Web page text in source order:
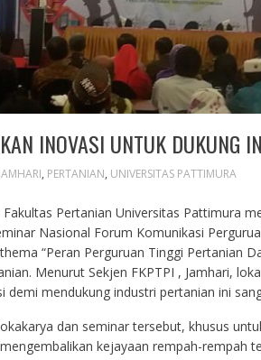
INOVASI UNTUK DUKUNG
JAMHARI, PERTANIAN, UNIVERSITAS PATTIMURA
Fakultas Pertanian Universitas Pattimura
Nasional Forum Komunikasi
“Peran Perguruan Tinggi Pertanian
Menurut Sekjen FKPTPI , Jamhari,
demi mendukung industri pertanian ini
dan seminar tersebut, khusus
kejayaan rempah-rempah